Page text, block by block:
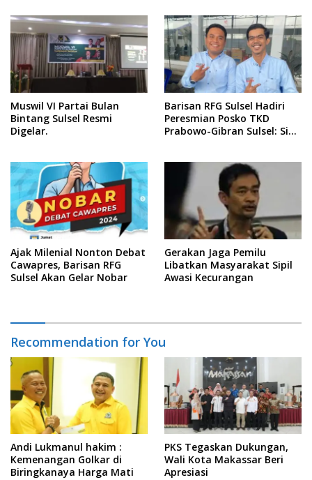
Muswil VI Partai Bulan
Bintang Sulsel Resmi
Digelar.
Barisan RFG Sulsel Hadiri
Peresmian Posko TKD
Prabowo-Gibran Sulsel: Siap
Ajak Milenial Nonton Debat
Cawapres, Barisan RFG
Sulsel Akan Gelar Nobar
Gerakan Jaga Pemilu
Libatkan Masyarakat Sipil
Awasi Kecurangan
Recommendation for You
Andi Lukmanul hakim :
Kemenangan Golkar di
Biringkanaya Harga Mati
PKS Tegaskan Dukungan,
Wali Kota Makassar Beri
Apresiasi